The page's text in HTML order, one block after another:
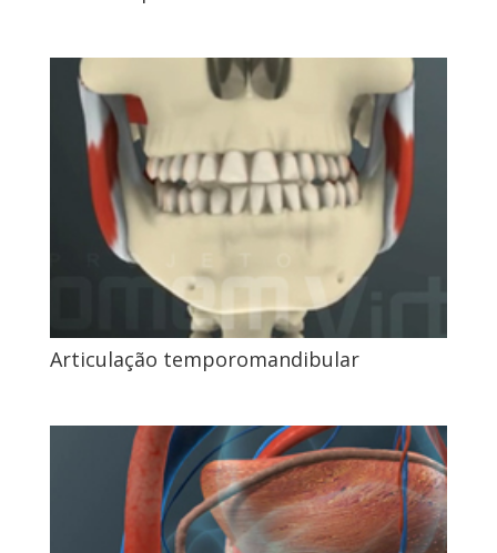
Articulação temporomandibular